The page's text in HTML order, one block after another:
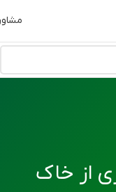
از خاک